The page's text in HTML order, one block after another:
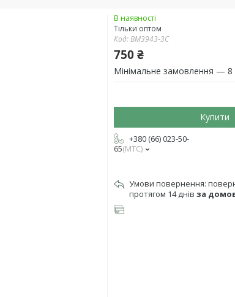
В наявності
Тільки оптом
Код:BM3943-3C
750 ₴
Мінімальне замовлення — 8
Купити
+380 (66) 023-50-
65 МТС
протягом 14 днів за